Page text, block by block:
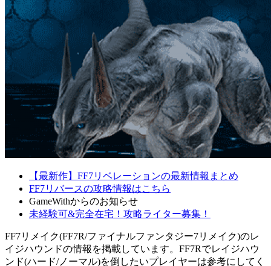
【最新作】FF7リベレーションの最新情報まとめ
FF7リバースの攻略情報はこちら
GameWithからのお知らせ
未経験可&完全在宅！攻略ライター募集！
FF7リメイク(FF7R/ファイナルファンタジー7リメイク)のレ
イジハウンドの情報を掲載しています。FF7Rでレイジハウ
ンド(ハード/ノーマル)を倒したいプレイヤーは参考にしてく